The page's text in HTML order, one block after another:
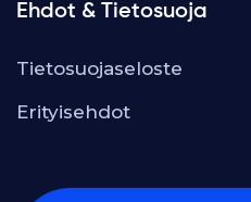
Ehdot & Tietosuoja
Tietosuojaseloste
Erityisehdot